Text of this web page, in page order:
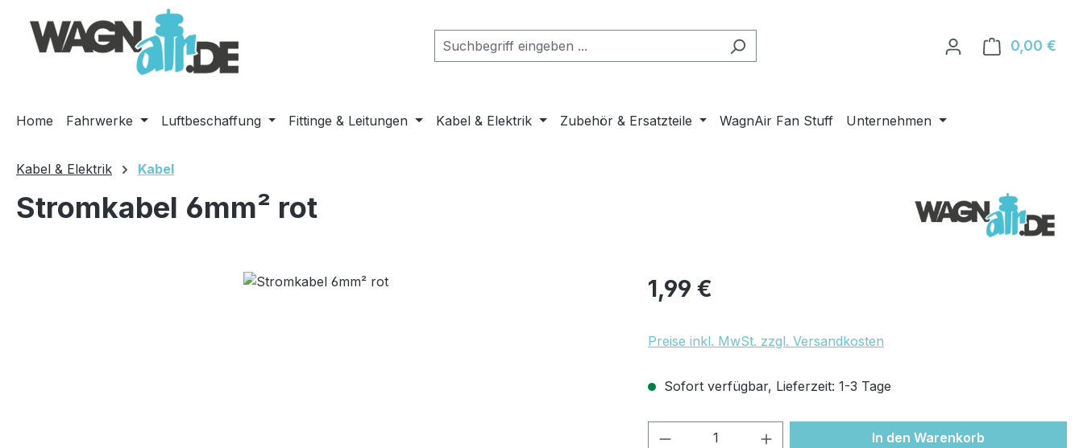
Hauptinhalt springen
Zur Suche springen
Zur Hauptnavigation springen
0,00 €
Home Fahrwerke Luftbeschaffung Fittinge & Leitungen Kabel & Elektrik Zubehör & Ersatzteile WagnAir Fan Stuff Unternehmen
Kabel & Elektrik Kabel
Stromkabel 6mm² rot
Regulärer Preis:
1,99 €
Preise inkl. MwSt. zzgl. Versandkosten
Sofort verfügbar, Lieferzeit: 1-3 Tage
Produkt Anzahl: Gib den gewünschten Wert
In den Warenkorb